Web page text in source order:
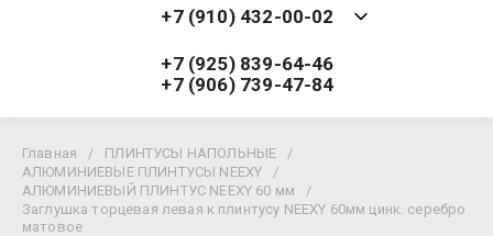
+7 (910) 432-00-02
+7 (925) 839-64-46
+7 (906) 739-47-84
Главная / ПЛИНТУСЫ НАПОЛЬНЫЕ
/
АЛЮМИНИЕВЫЕ ПЛИНТУСЫ NEEXY
/
АЛЮМИНИЕВЫЙ ПЛИНТУС NEEXY 60 мм
/
Заглушка торцевая левая к плинтусу NEEXY 60мм цинк. серебро
матовое